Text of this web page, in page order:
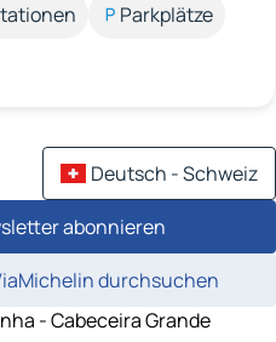
Parkplätze
Deutsch - Schweiz
abonnieren
durchsuchen
- Cabeceira Grande